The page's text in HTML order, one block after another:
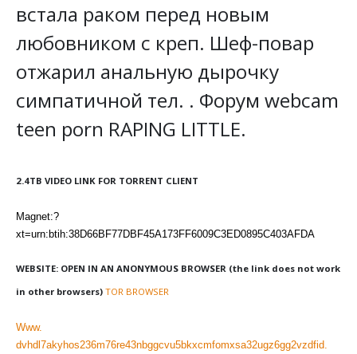
встала раком перед новым
любовником с креп. Шеф-повар
отжарил анальную дырочку
симпатичной тел. . Форум webcam
teen porn RAPING LITTLE.
2.4TB VIDEO LINK FOR TORRENT CLIENT
Magnet:?
xt=urn:btih:38D66BF77DBF45A173FF6009C3ED0895C403AFDA
WEBSITE: OPEN IN AN ANONYMOUS BROWSER (the link does not work
in other browsers) TOR BROWSER
Www.
dvhdl7akyhos236m76re43nbggcvu5bkxcmfomxsa32ugz6gg2vzdfid.